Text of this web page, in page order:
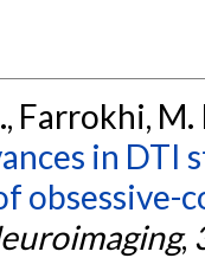
Farrokhi, M.
in DTI
obsessive-
,